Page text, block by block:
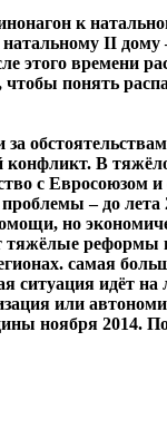
к
II
этого времени
понять
конфликт. В
с Евросоюзом
– до лета
но
тяжёлые реформы
самая
идёт на
или
ноября 2014.